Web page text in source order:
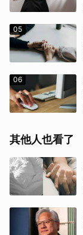
05
06
其他人也看了